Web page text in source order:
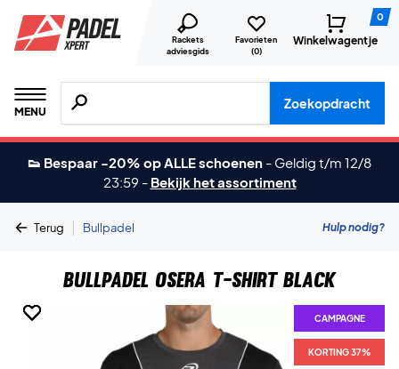
Rackets
adviesgids
Favorieten
(0)
0
Winkelwagentje
MENU
Zoeken naar producten, merken etc.
Zoekopdracht
👟 Bespaar -20% op ALLE schoenen - Geldig t/m 12/8
23:59 - Bekijk het assortiment
Terug | Bullpadel Hulp nodig?
Bullpadel Osera T-shirt Black
CAMPAGNE
KORTING 37%
CAMPAGNE
KORTING 37%
CAMPAGNE
KORTING 37%
CAMPAGNE
KORTING 37%